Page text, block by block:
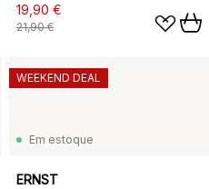
19,90 €
21,90 €
Em estoque
ERNST
WEEKEND DEAL